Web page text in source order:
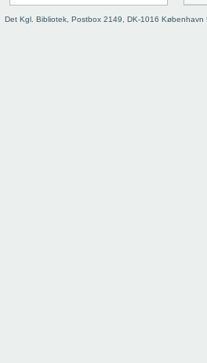
59r: I | L
62v: L | ///
Det Kgl. Bibliotek, Postbox 2149, DK-1016